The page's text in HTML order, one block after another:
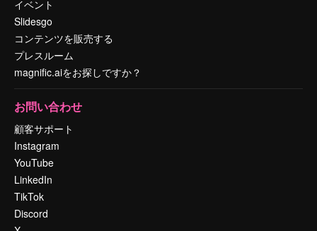
イベント
Slidesgo
コンテンツを販売する
プレスルーム
magnific.aiをお探しですか？
お問い合わせ
顧客サポート
Instagram
YouTube
LinkedIn
TikTok
Discord